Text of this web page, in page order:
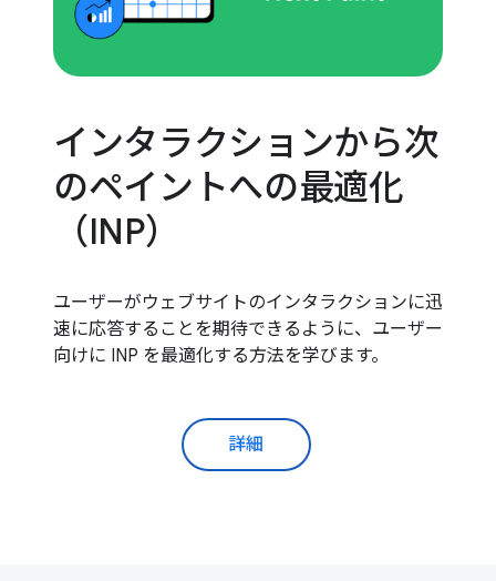
インタラクションから次
のペイントへの最適化
（INP）
ユーザーがウェブサイトのインタラクションに迅
速に応答することを期待できるように、ユーザー
向けに INP を最適化する方法を学びます。
詳細